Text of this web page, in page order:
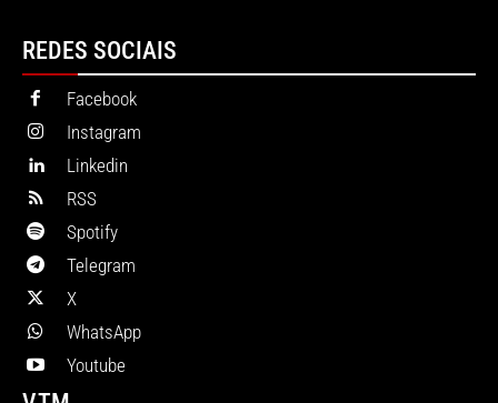
REDES SOCIAIS
Facebook
Instagram
Linkedin
RSS
Spotify
Telegram
X
WhatsApp
Youtube